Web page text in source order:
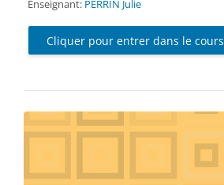
Enseignant: PERRIN Julie
Cliquer pour entrer dans le cours